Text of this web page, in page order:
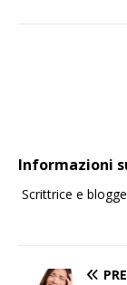
Informazioni
Scrittrice e